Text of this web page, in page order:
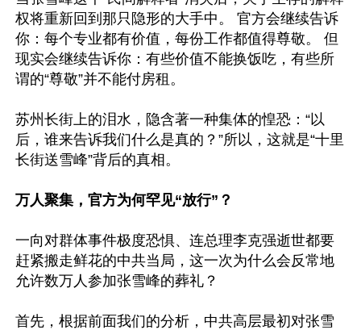
权将重新回到那只隐形的大手中。 官方会继续告诉
你：每个专业都有价值，每份工作都值得尊敬。 但
现实会继续告诉你：有些价值不能换饭吃，有些所
谓的“尊敬”并不能付房租。
苏州长街上的泪水，隐含著一种集体的惶恐：“以
后，谁来告诉我们什么是真的？”所以，这就是“十里
长街送雪峰”背后的真相。
万人聚集，官方为何罕见“放行”？
一向对群体事件极度恐惧、连总理李克强逝世都要
赶紧搬走鲜花的中共当局，这一次为什么会反常地
允许数万人参加张雪峰的葬礼？
首先，根据前面我们的分析，中共高层最初对张雪